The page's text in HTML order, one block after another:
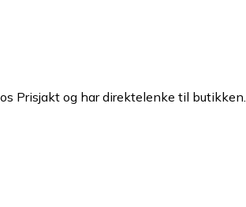
Prisjakt og har direktelenke til butikken.